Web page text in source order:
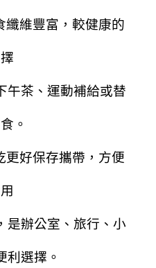
纖維豐富，較健康的
午茶、運動補給或替
。
更好保存攜帶，方便
是辦公室、旅行、小
利選擇。